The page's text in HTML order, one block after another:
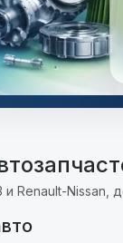
Renault-Nissan,